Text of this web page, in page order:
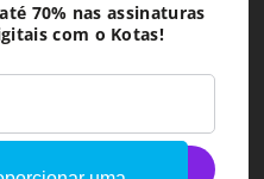
70% nas assinaturas
com o Kotas!